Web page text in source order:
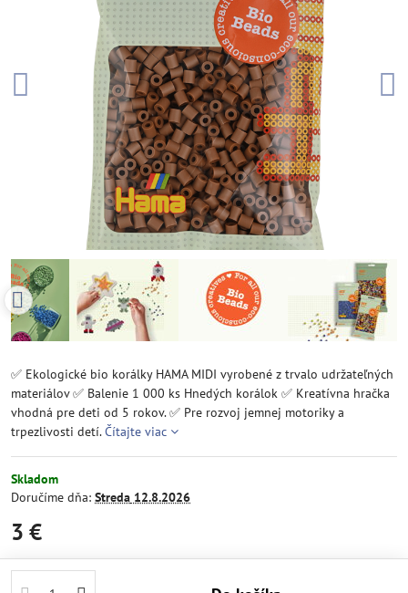
✅ Ekologické bio korálky HAMA MIDI vyrobené z trvalo udržateľných
materiálov ✅ Balenie 1 000 ks Hnedých korálok ✅ Kreatívna hračka
vhodná pre deti od 5 rokov. ✅ Pre rozvoj jemnej motoriky a
trpezlivosti detí.Čítajte viac
Skladom
Doručíme dňa: Streda 12.8.2026
3 €